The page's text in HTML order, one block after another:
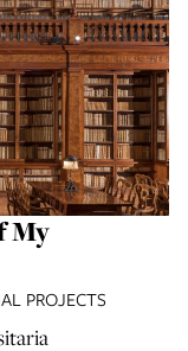
My
PROJECTS